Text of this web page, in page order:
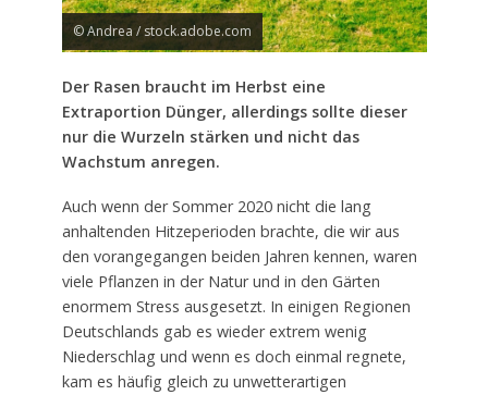
© Andrea / stock.adobe.com
Der Rasen braucht im Herbst eine
Extraportion Dünger, allerdings sollte dieser
nur die Wurzeln stärken und nicht das
Wachstum anregen.
Auch wenn der Sommer 2020 nicht die lang
anhaltenden Hitzeperioden brachte, die wir aus
den vorangegangen beiden Jahren kennen, waren
viele Pflanzen in der Natur und in den Gärten
enormem Stress ausgesetzt. In einigen Regionen
Deutschlands gab es wieder extrem wenig
Niederschlag und wenn es doch einmal regnete,
kam es häufig gleich zu unwetterartigen